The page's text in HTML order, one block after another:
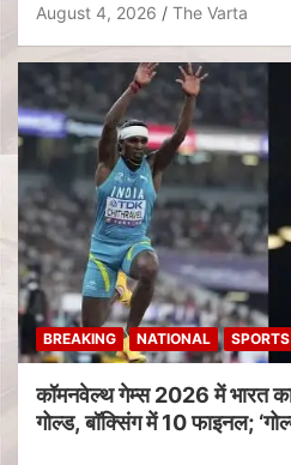
August 4, 2026 The Varta
BREAKING NATIONAL SPORTS
कॉमनवेल्थ गेम्स 2026 में भारत का
गोल्ड, बॉक्सिंग में 10 फाइनल;